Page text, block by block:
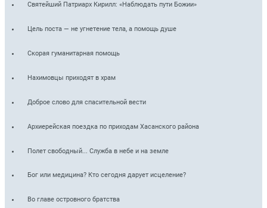
Святейший Патриарх Кирилл: «Наблюдать пути Божии»
Цель поста — не угнетение тела, а помощь душе
Скорая гуманитарная помощь
Нахимовцы приходят в храм
Доброе слово для спасительной вести
Архиерейская поездка по приходам Хасанского района
Полет свободный... Служба в небе и на земле
Бог или медицина? Кто сегодня дарует исцеление?
Во главе островного братства